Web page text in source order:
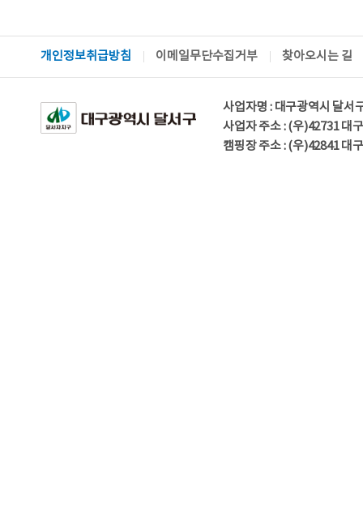
개인정보취급방침 이메일무단수집거부 찾아오시는 길
사업자명 : 대구광역시 달
사업자 주소 : (우)42731 대
캠핑장 주소 : (우)42841